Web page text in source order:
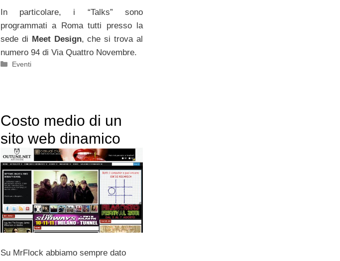
In particolare, i “Talks” sono
programmati a Roma tutti presso la
sede di Meet Design, che si trova al
numero 94 di Via Quattro Novembre.
Categorie
Eventi
Costo medio di un
sito web dinamico
Su MrFlock abbiamo sempre dato